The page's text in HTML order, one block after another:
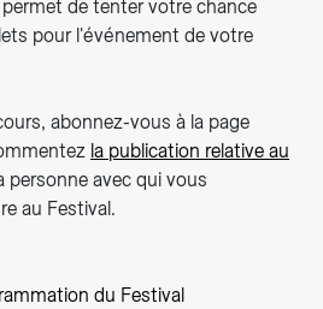
de tenter votre chance
pour l'événement de votre
abonnez-vous à la page
la publication relative au
personne avec qui vous
au Festival.
du Festival